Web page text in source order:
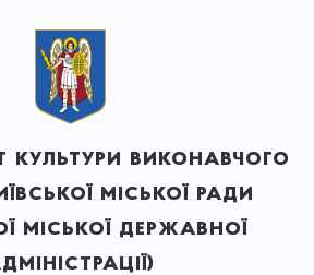
культури виконавчого
міської ради
міської державної